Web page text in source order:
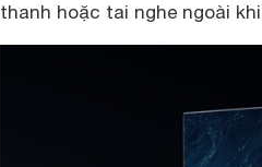
thanh hoặc tai nghe ngoài